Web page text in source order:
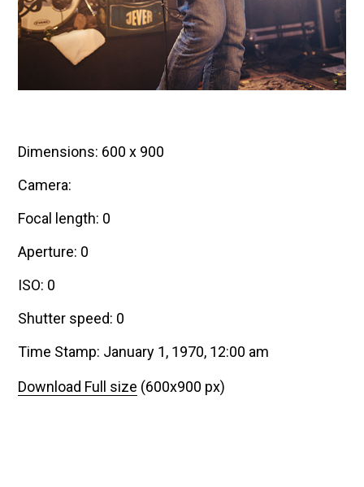
Dimensions: 600 x 900
Camera:
Focal length: 0
Aperture: 0
ISO: 0
Shutter speed: 0
Time Stamp: January 1, 1970, 12:00 am
Download Full size (600x900 px)